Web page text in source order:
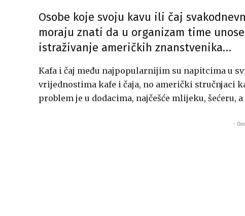
Osobe koje svoju kavu ili čaj
moraju znati da u organizam time
istraživanje američkih znanstvenika…
Kafa i čaj među najpopularnijim su napitcima u
vrijednostima kafe i čaja, no američki stručnjaci
problem je u dodacima, najčešće mlijeku, šećeru, a
-